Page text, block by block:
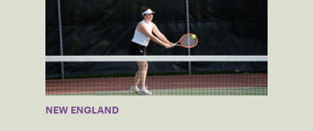
NEW ENGLAND